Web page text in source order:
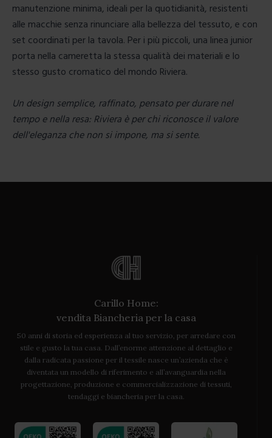
manutenzione minima, ideali per la quotidianità, resistenti
alle macchie senza rinunciare alla bellezza del tessuto, e con
set coordinati per la tavola. Per i più piccoli, una linea junior
porta nella cameretta la stessa qualità dei materiali e lo
stesso gusto cromatico del mondo Riviera.
Un design semplice, raffinato, pensato per durare nel
tempo e nella resa: Riviera è per chi riconosce il valore
dell'eleganza che non si impone, ma si sente.
Carillo Home:
vendita Biancheria per la casa
50 anni di storia ed esperienza al tuo servizio, per arredare con
stile e gusto la tua casa. Dall’enorme attenzione al dettaglio e
dalla radicata passione per il tessile nasce un’azienda che è
diventata un modello di riferimento e all’avanguardia nella
progettazione, produzione e commercializzazione di tessuti,
tendaggi e biancheria per la casa.